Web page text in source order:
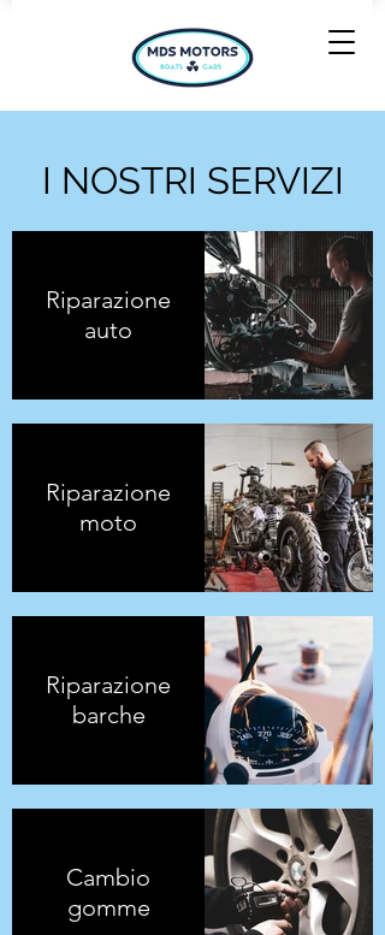
I NOSTRI SERVIZI
Riparazione
auto
Riparazione
moto
Riparazione
barche
Cambio
gomme